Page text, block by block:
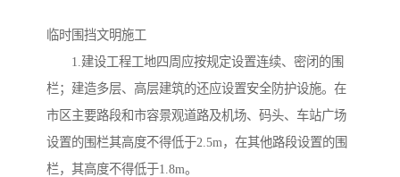
临时围挡文明施工
1.建设工程工地四周应按规定设置连续、密闭的围
栏；建造多层、高层建筑的还应设置安全防护设施。在
市区主要路段和市容景观道路及机场、码头、车站广场
设置的围栏其高度不得低于2.5m，在其他路段设置的围
栏，其高度不得低于1.8m。